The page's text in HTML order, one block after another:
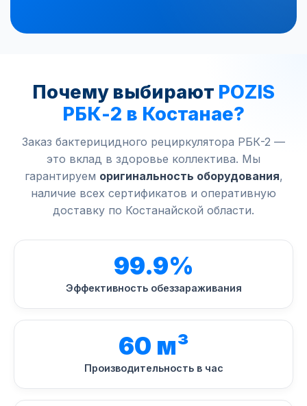
Почему выбирают POZIS
РБК-2 в Костанае?
Заказ бактерицидного рециркулятора РБК-2 —
это вклад в здоровье коллектива. Мы
гарантируем оригинальность оборудования,
наличие всех сертификатов и оперативную
доставку по Костанайской области.
99.9%
Эффективность обеззараживания
60 м³
Производительность в час